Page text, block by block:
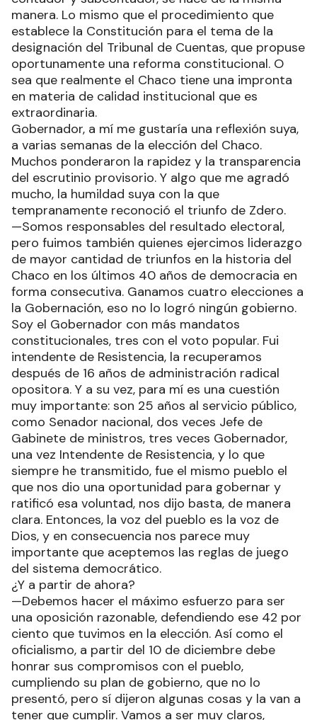
manera. Lo mismo que el procedimiento que
establece la Constitución para el tema de la
designación del Tribunal de Cuentas, que propuse
oportunamente una reforma constitucional. O
sea que realmente el Chaco tiene una impronta
en materia de calidad institucional que es
extraordinaria.
Gobernador, a mí me gustaría una reflexión suya,
a varias semanas de la elección del Chaco.
Muchos ponderaron la rapidez y la transparencia
del escrutinio provisorio. Y algo que me agradó
mucho, la humildad suya con la que
tempranamente reconoció el triunfo de Zdero.
—Somos responsables del resultado electoral,
pero fuimos también quienes ejercimos liderazgo
de mayor cantidad de triunfos en la historia del
Chaco en los últimos 40 años de democracia en
forma consecutiva. Ganamos cuatro elecciones a
la Gobernación, eso no lo logró ningún gobierno.
Soy el Gobernador con más mandatos
constitucionales, tres con el voto popular. Fui
intendente de Resistencia, la recuperamos
después de 16 años de administración radical
opositora. Y a su vez, para mí es una cuestión
muy importante: son 25 años al servicio público,
como Senador nacional, dos veces Jefe de
Gabinete de ministros, tres veces Gobernador,
una vez Intendente de Resistencia, y lo que
siempre he transmitido, fue el mismo pueblo el
que nos dio una oportunidad para gobernar y
ratificó esa voluntad, nos dijo basta, de manera
clara. Entonces, la voz del pueblo es la voz de
Dios, y en consecuencia nos parece muy
importante que aceptemos las reglas de juego
del sistema democrático.
¿Y a partir de ahora?
—Debemos hacer el máximo esfuerzo para ser
una oposición razonable, defendiendo ese 42 por
ciento que tuvimos en la elección. Así como el
oficialismo, a partir del 10 de diciembre debe
honrar sus compromisos con el pueblo,
cumpliendo su plan de gobierno, que no lo
presentó, pero sí dijeron algunas cosas y la van a
tener que cumplir. Vamos a ser muy claros,